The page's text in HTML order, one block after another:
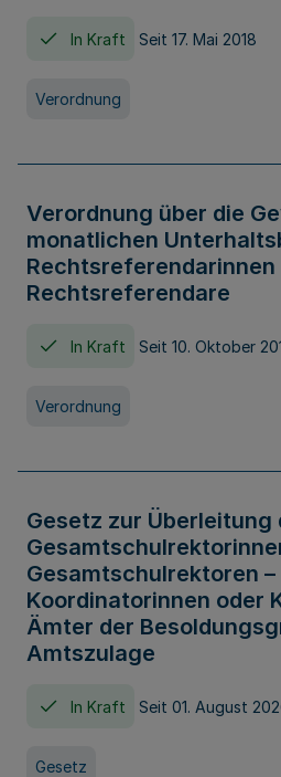
In Kraft Seit 17. Mai 2018
Verordnung
Verordnung über die
monatlichen
Rechtsreferendarinnen
Rechtsreferendare
In Kraft Seit 10. Oktober
Verordnung
Gesetz zur Überleitung
Gesamtschulrektoren –
Koordinatorinnen oder
Ämter der
Amtszulage
In Kraft Seit 01. August
Gesetz